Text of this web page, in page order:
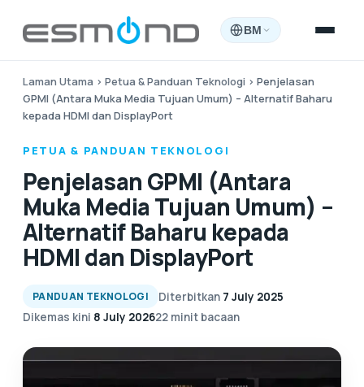
BM
Laman Utama › Petua & Panduan Teknologi › Penjelasan
GPMI (Antara Muka Media Tujuan Umum) – Alternatif Baharu
kepada HDMI dan DisplayPort
PETUA & PANDUAN TEKNOLOGI
Penjelasan GPMI (Antara
Muka Media Tujuan Umum) –
Alternatif Baharu kepada
HDMI dan DisplayPort
PANDUAN TEKNOLOGI Diterbitkan 7 July 2025
Dikemas kini 8 July 202622 minit bacaan